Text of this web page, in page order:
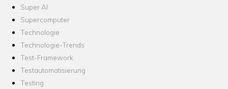
Super AI
Supercomputer
Technologie
Technologie-Trends
Test-Framework
Testautomatisierung
Testing